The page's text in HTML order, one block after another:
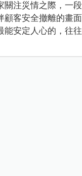
關注災情之際，一
顧客安全撤離的畫
能安定人心的，往